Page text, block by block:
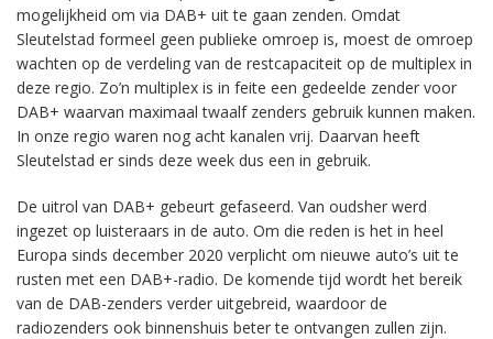
mogelijkheid om via DAB+ uit te gaan zenden. Omdat
Sleutelstad formeel geen publieke omroep is, moest de omroep
wachten op de verdeling van de restcapaciteit op de multiplex in
deze regio. Zo’n multiplex is in feite een gedeelde zender voor
DAB+ waarvan maximaal twaalf zenders gebruik kunnen maken.
In onze regio waren nog acht kanalen vrij. Daarvan heeft
Sleutelstad er sinds deze week dus een in gebruik.
De uitrol van DAB+ gebeurt gefaseerd. Van oudsher werd
ingezet op luisteraars in de auto. Om die reden is het in heel
Europa sinds december 2020 verplicht om nieuwe auto’s uit te
rusten met een DAB+-radio. De komende tijd wordt het bereik
van de DAB-zenders verder uitgebreid, waardoor de
radiozenders ook binnenshuis beter te ontvangen zullen zijn.